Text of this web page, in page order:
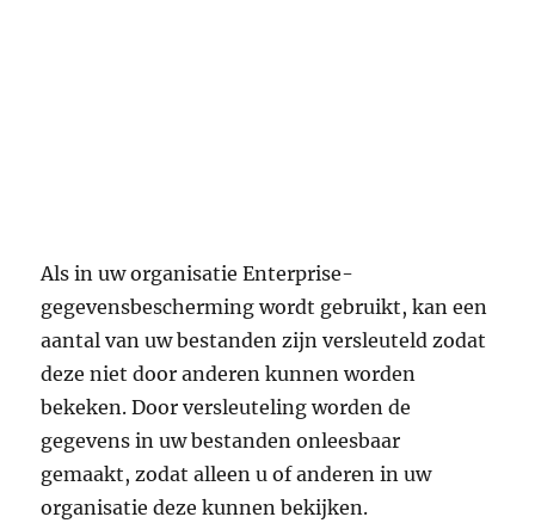
Als in uw organisatie Enterprise-
gegevensbescherming wordt gebruikt, kan een
aantal van uw bestanden zijn versleuteld zodat
deze niet door anderen kunnen worden
bekeken. Door versleuteling worden de
gegevens in uw bestanden onleesbaar
gemaakt, zodat alleen u of anderen in uw
organisatie deze kunnen bekijken.